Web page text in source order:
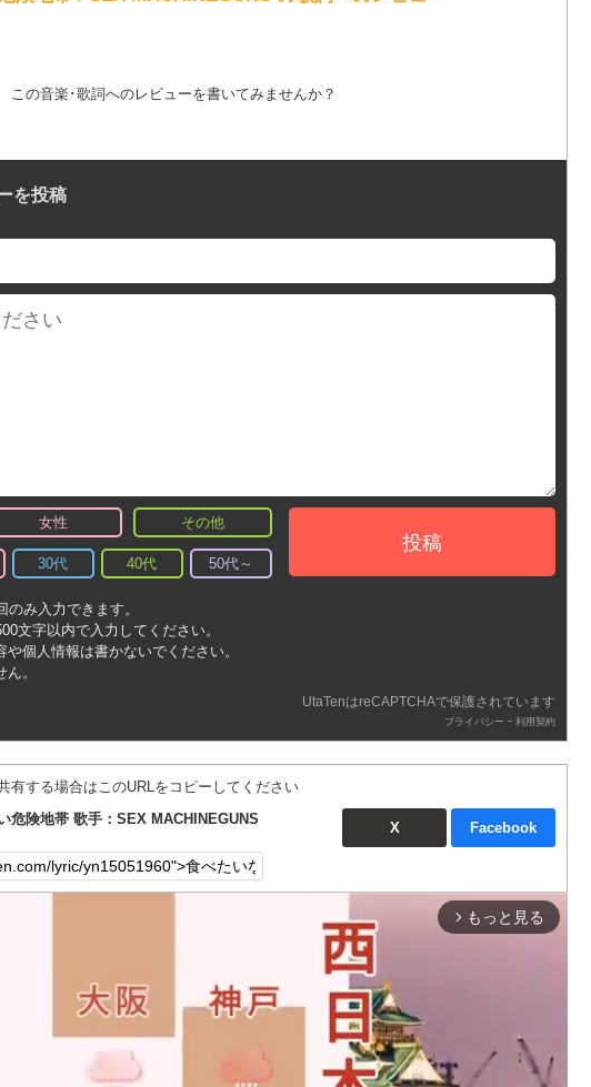
この音楽･歌詞へのレビューを書いてみませんか？
を投稿
女性 その他
30代 40代 50代～
投稿
み入力できます。
文字以内で入力してください。
個人情報は書かないでください。
。
UtaTenはreCAPTCHAで保護されています
プライバシー - 利用契約
有する場合はこのURLをコピーしてください
危険地帯 歌手：SEX MACHINEGUNS
X Facebook
arrow_forward_ios もっと見る